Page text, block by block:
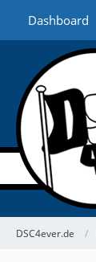
Dashboard
DSC4ever.de